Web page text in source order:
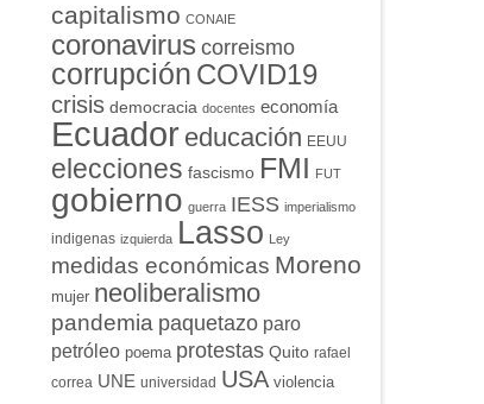
capitalismo CONAIE
coronavirus correismo
corrupción COVID19
crisis democracia docentes economía
Ecuador educación EEUU
elecciones fascismo FMI FUT
gobierno guerra IESS imperialismo
indigenas izquierda Lasso Ley
medidas económicas Moreno
mujer neoliberalismo
pandemia paquetazo paro
petróleo poema protestas Quito rafael
correa UNE universidad USA violencia